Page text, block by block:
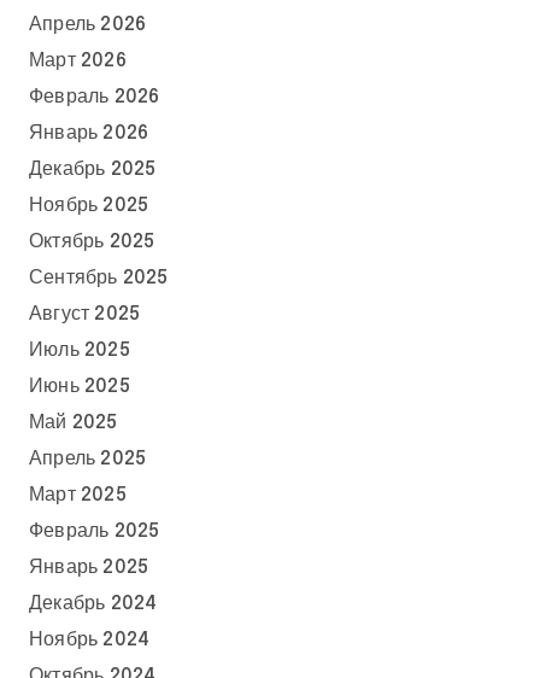
Апрель 2026
Март 2026
Февраль 2026
Январь 2026
Декабрь 2025
Ноябрь 2025
Октябрь 2025
Сентябрь 2025
Август 2025
Июль 2025
Июнь 2025
Май 2025
Апрель 2025
Март 2025
Февраль 2025
Январь 2025
Декабрь 2024
Ноябрь 2024